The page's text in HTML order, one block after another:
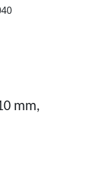
mm,